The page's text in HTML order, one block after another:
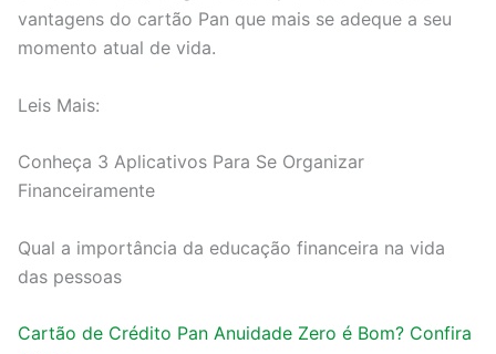
vantagens do cartão Pan que mais se adeque a seu
momento atual de vida.
Leis Mais:
Conheça 3 Aplicativos Para Se Organizar
Financeiramente
Qual a importância da educação financeira na vida
das pessoas
Cartão de Crédito Pan Anuidade Zero é Bom? Confira